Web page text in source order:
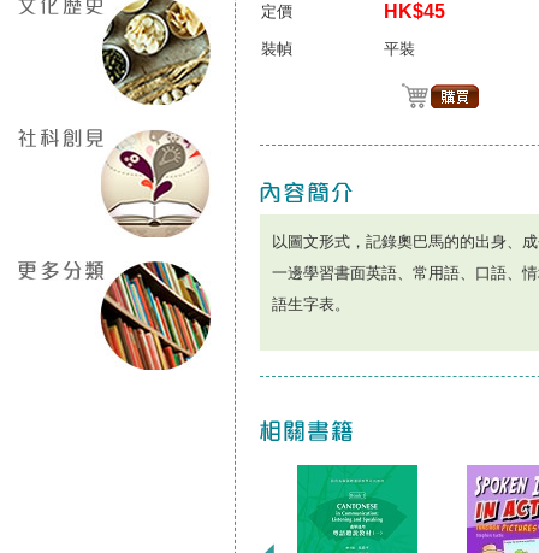
定價 HK$45
裝幀 平裝
以圖文形式，記錄奧巴馬的的出身、
一邊學習書面英語、常用語、口語、
語生字表。